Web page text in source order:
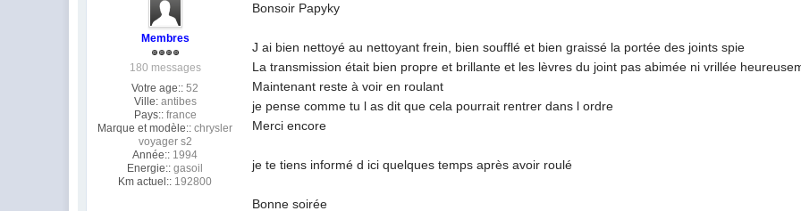
Membres
180 messages
Votre age:: 52
Ville: antibes
Pays:: france
Marque et modèle:: chrysler
voyager s2
Année:: 1994
Energie:: gasoil
Km actuel:: 192800
Bonsoir Papyky
J ai bien nettoyé au nettoyant frein, bien soufflé et bien graissé la portée des joints spie
La transmission était bien propre et brillante et les lèvres du joint pas abimée ni vrillée
Maintenant reste à voir en roulant
je pense comme tu l as dit que cela pourrait rentrer dans l ordre
Merci encore
je te tiens informé d ici quelques temps après avoir roulé
Bonne soirée